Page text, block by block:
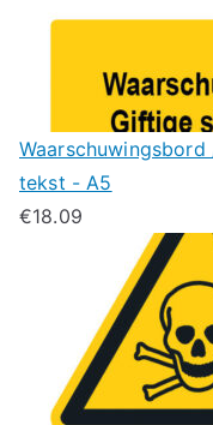
tekst - A5
€18.09